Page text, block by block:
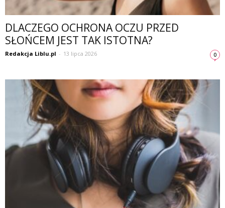
DLACZEGO OCHRONA OCZU PRZED
SŁOŃCEM JEST TAK ISTOTNA?
Redakcja Liblu.pl - 13 lipca 2026 0